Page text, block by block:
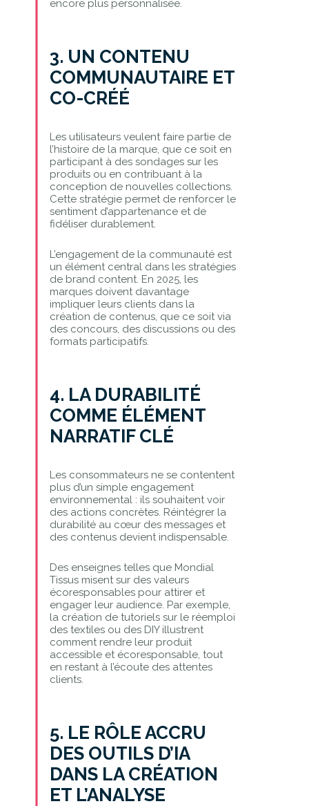
encore plus personnalisée.
3. UN CONTENU
COMMUNAUTAIRE ET
CO-CRÉÉ
Les utilisateurs veulent faire partie de
l’histoire de la marque, que ce soit en
participant à des sondages sur les
produits ou en contribuant à la
conception de nouvelles collections.
Cette stratégie permet de renforcer le
sentiment d’appartenance et de
fidéliser durablement.
L’engagement de la communauté est
un élément central dans les stratégies
de brand content. En 2025, les
marques doivent davantage
impliquer leurs clients dans la
création de contenus, que ce soit via
des concours, des discussions ou des
formats participatifs.
4. LA DURABILITÉ
COMME ÉLÉMENT
NARRATIF CLÉ
Les consommateurs ne se contentent
plus d’un simple engagement
environnemental : ils souhaitent voir
des actions concrètes. Réintégrer la
durabilité au cœur des messages et
des contenus devient indispensable.
Des enseignes telles que Mondial
Tissus misent sur des valeurs
écoresponsables pour attirer et
engager leur audience. Par exemple,
la création de tutoriels sur le réemploi
des textiles ou des DIY illustrent
comment rendre leur produit
accessible et écoresponsable, tout
en restant à l’écoute des attentes
clients.
5. LE RÔLE ACCRU
DES OUTILS D’IA
DANS LA CRÉATION
ET L’ANALYSE